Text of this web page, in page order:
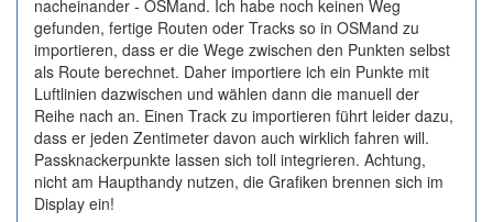
nacheinander - OSMand. Ich habe noch keinen Weg
gefunden, fertige Routen oder Tracks so in OSMand zu
importieren, dass er die Wege zwischen den Punkten selbst
als Route berechnet. Daher importiere ich ein Punkte mit
Luftlinien dazwischen und wählen dann die manuell der
Reihe nach an. Einen Track zu importieren führt leider dazu,
dass er jeden Zentimeter davon auch wirklich fahren will.
Passknackerpunkte lassen sich toll integrieren. Achtung,
nicht am Haupthandy nutzen, die Grafiken brennen sich im
Display ein!